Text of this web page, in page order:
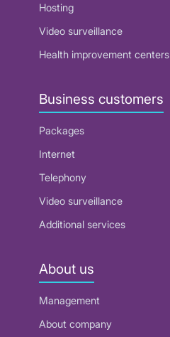
Hosting
Video surveillance
Health improvement centers
Business customers
Packages
Internet
Telephony
Video surveillance
Additional services
About us
Management
About company